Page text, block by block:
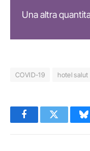
Una altra
COVID-19 hotel salut
FacebookTwitter